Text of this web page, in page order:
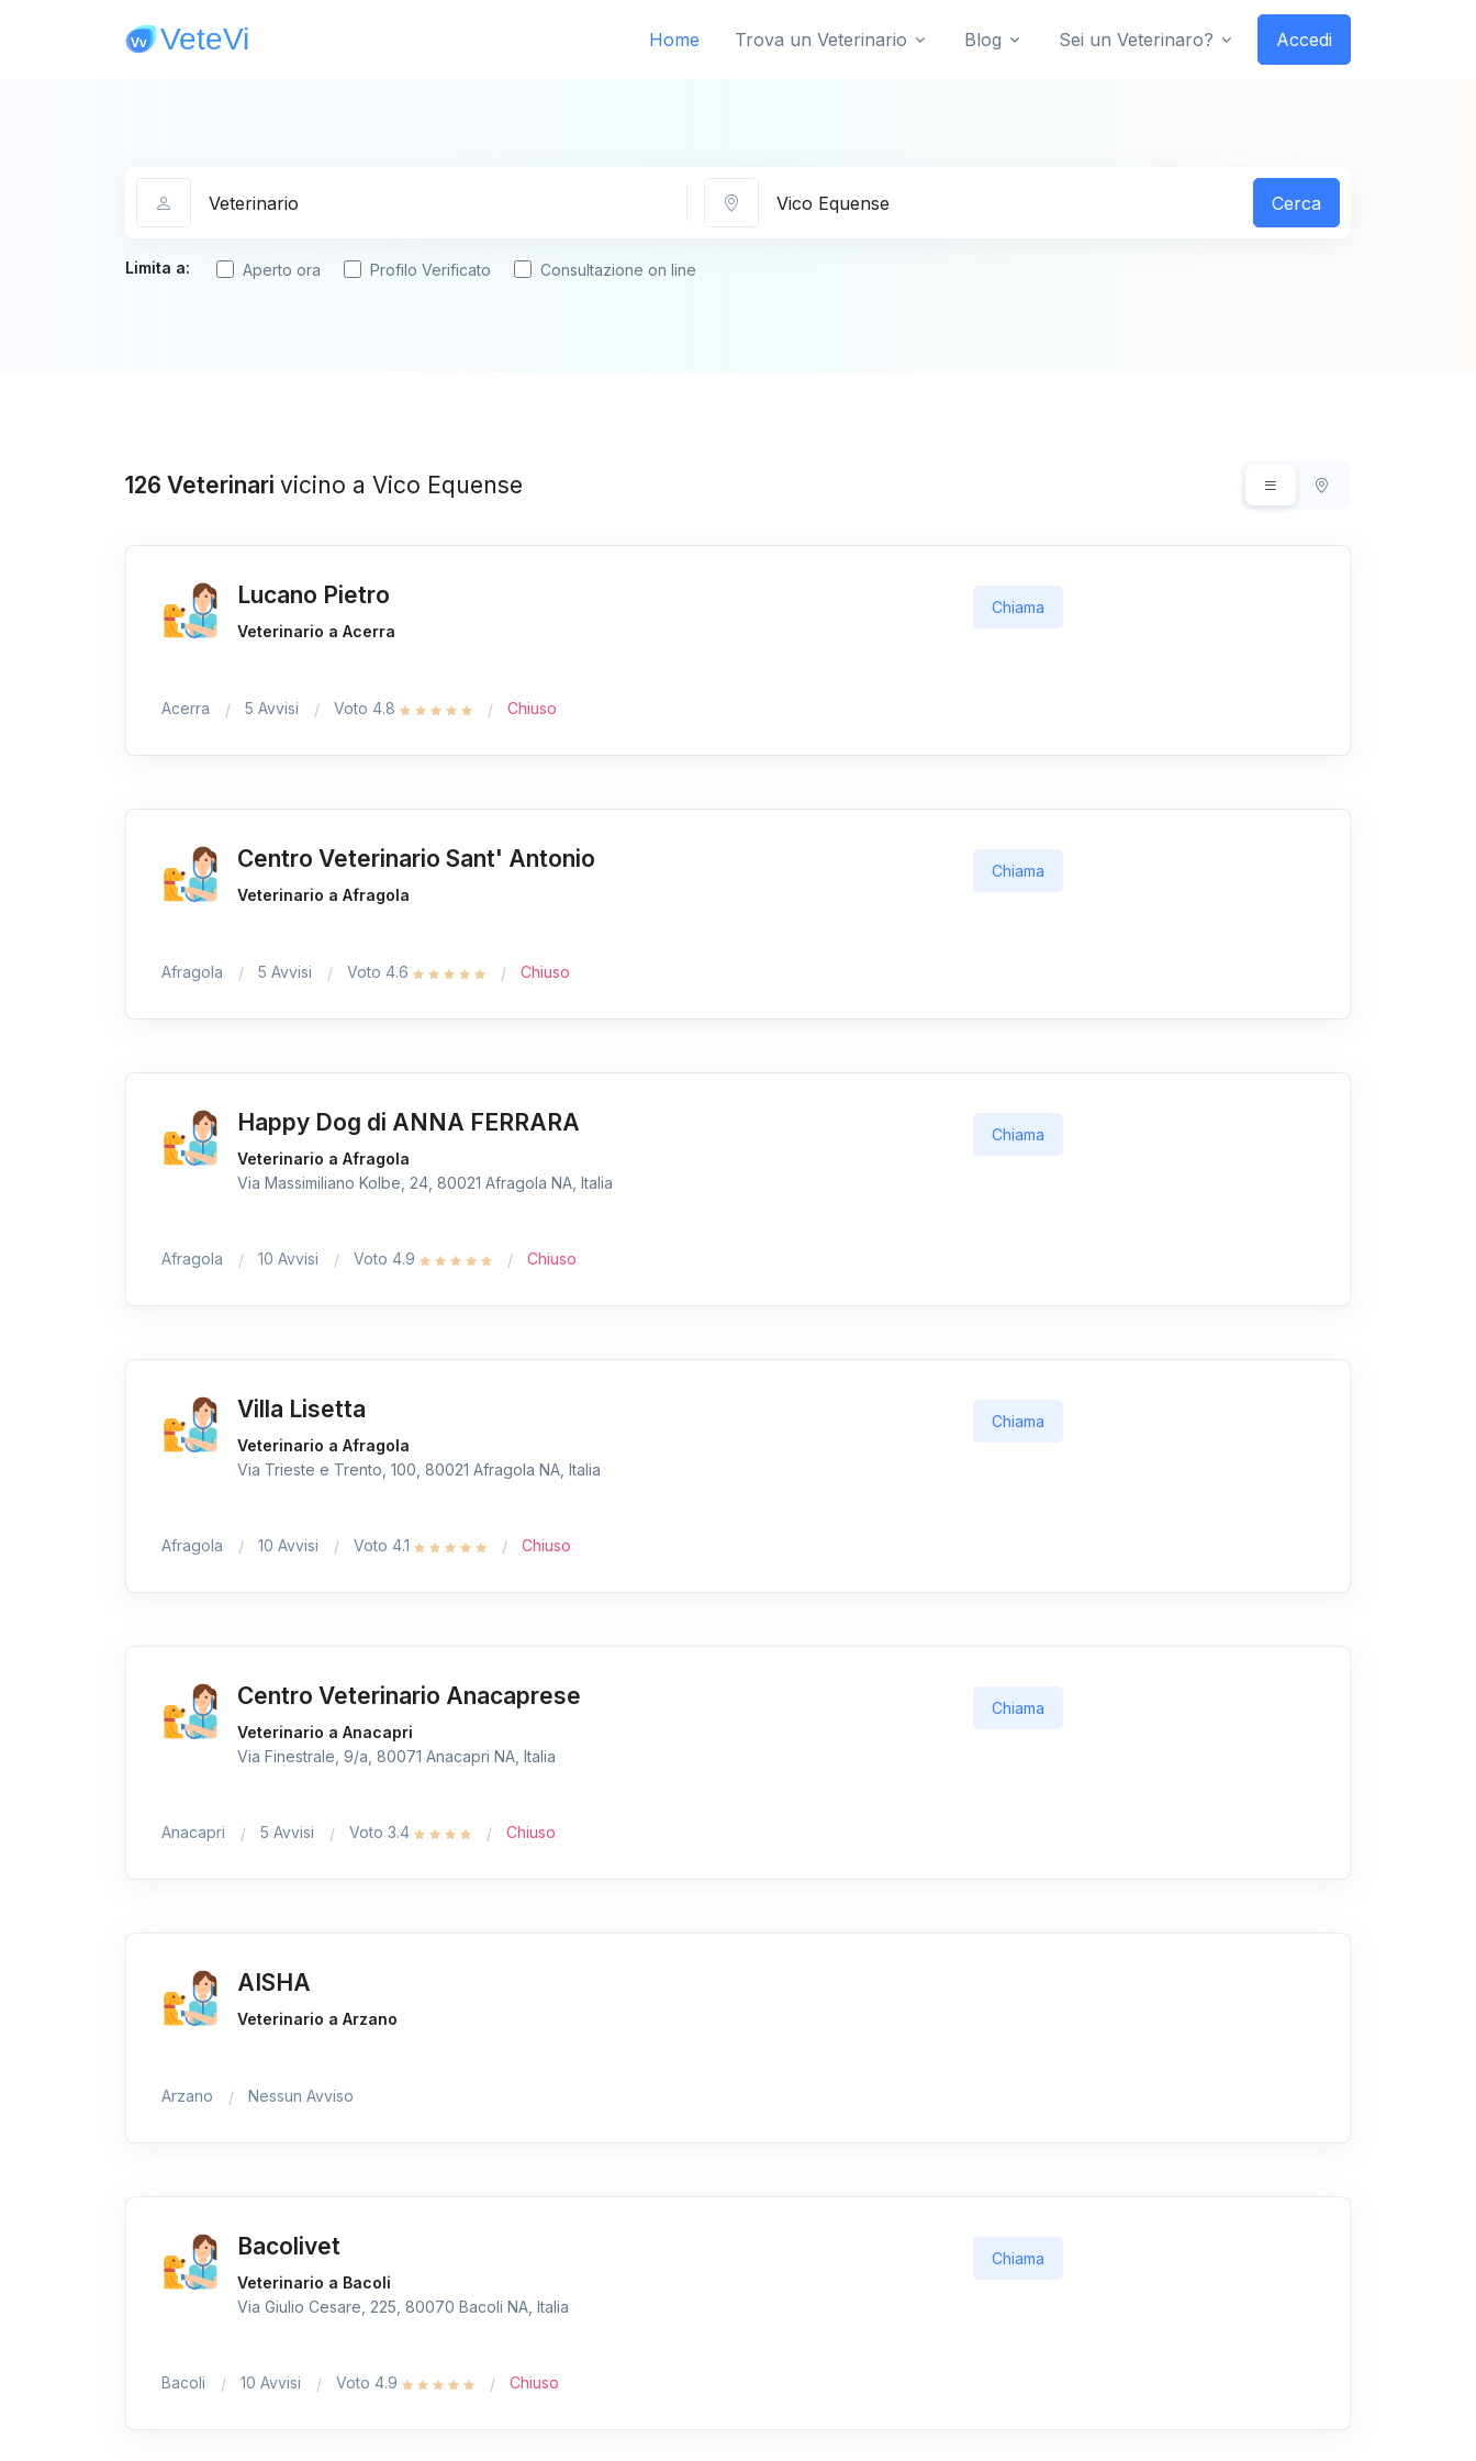
Home Trova un Veterinario Blog Sei un Veterinaro? Accedi
Cerca
Limita a: Aperto ora Profilo Verificato Consultazione on line
126 Veterinari vicino a Vico Equense
Lucano Pietro
Veterinario a Acerra
Chiama
Acerra 5 Avvisi Voto 4.8 Chiuso
Centro Veterinario Sant' Antonio
Veterinario a Afragola
Chiama
Afragola 5 Avvisi Voto 4.6 Chiuso
Happy Dog di ANNA FERRARA
Veterinario a Afragola
Via Massimiliano Kolbe, 24, 80021 Afragola NA, Italia
Chiama
Afragola 10 Avvisi Voto 4.9 Chiuso
Villa Lisetta
Veterinario a Afragola
Via Trieste e Trento, 100, 80021 Afragola NA, Italia
Chiama
Afragola 10 Avvisi Voto 4.1 Chiuso
Centro Veterinario Anacaprese
Veterinario a Anacapri
Via Finestrale, 9/a, 80071 Anacapri NA, Italia
Chiama
Anacapri 5 Avvisi Voto 3.4 Chiuso
AISHA
Veterinario a Arzano
Arzano Nessun Avviso
Bacolivet
Veterinario a Bacoli
Via Giulio Cesare, 225, 80070 Bacoli NA, Italia
Chiama
Bacoli 10 Avvisi Voto 4.9 Chiuso